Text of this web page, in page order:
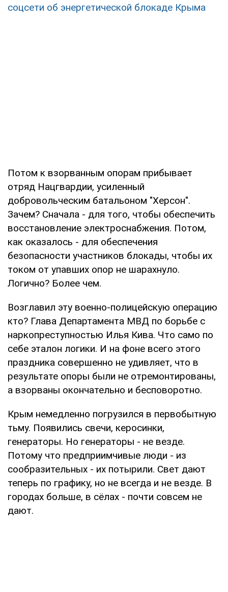
соцсети об энергетической блокаде Крыма
Потом к взорванным опорам прибывает
отряд Нацгвардии, усиленный
добровольческим батальоном "Херсон".
Зачем? Сначала - для того, чтобы обеспечить
восстановление электроснабжения. Потом,
как оказалось - для обеспечения
безопасности участников блокады, чтобы их
током от упавших опор не шарахнуло.
Логично? Более чем.
Возглавил эту военно-полицейскую операцию
кто? Глава Департамента МВД по борьбе с
наркопреступностью Илья Кива. Что само по
себе эталон логики. И на фоне всего этого
праздника совершенно не удивляет, что в
результате опоры были не отремонтированы,
а взорваны окончательно и бесповоротно.
Крым немедленно погрузился в первобытную
тьму. Появились свечи, керосинки,
генераторы. Но генераторы - не везде.
Потому что предприимчивые люди - из
сообразительных - их потырили. Свет дают
теперь по графику, но не всегда и не везде. В
городах больше, в сёлах - почти совсем не
дают.